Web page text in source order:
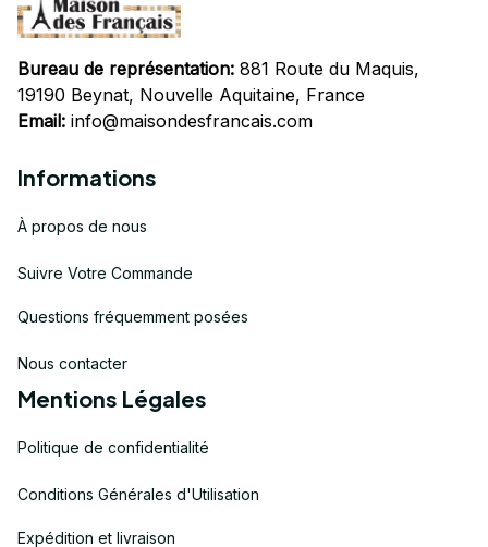
Bureau de représentation: 881 Route du Maquis,
19190 Beynat, Nouvelle Aquitaine, France
Email: info@maisondesfrancais.com
Informations
À propos de nous
Suivre Votre Commande
Questions fréquemment posées
Nous contacter
Mentions Légales
Politique de confidentialité
Conditions Générales d'Utilisation
Expédition et livraison